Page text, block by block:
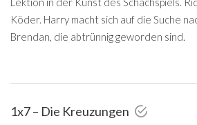
Köder. Harry macht sich auf die Suche
Brendan, die abtrünnig geworden sind.
1x7 – Die Kreuzungen